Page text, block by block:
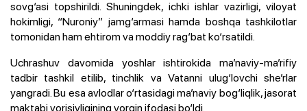
sovg‘asi topshirildi. Shuningdek, ichki ishlar vazirligi, viloyat
hokimligi, “Nuroniy” jamg‘armasi hamda boshqa tashkilotlar
tomonidan ham ehtirom va moddiy rag‘bat ko‘rsatildi.
Uchrashuv davomida yoshlar ishtirokida ma’naviy-ma’rifiy
tadbir tashkil etilib, tinchlik va Vatanni ulug‘lovchi she’rlar
yangradi. Bu esa avlodlar o‘rtasidagi ma’naviy bog‘liqlik, jasorat
maktabi vorisiyligining yorqin ifodasi bo‘ldi.